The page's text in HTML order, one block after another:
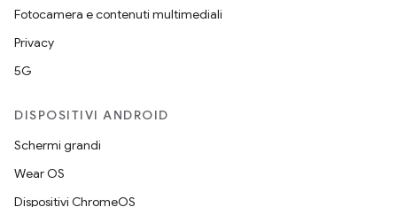
Fotocamera e contenuti multimediali
Privacy
5G
DISPOSITIVI ANDROID
Schermi grandi
Wear OS
Dispositivi ChromeOS